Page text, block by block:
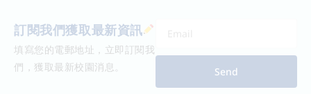
訂閱我們獲取最新資訊
填寫您的電郵地址，立即訂閱我
們，獲取最新校園消息。
Send